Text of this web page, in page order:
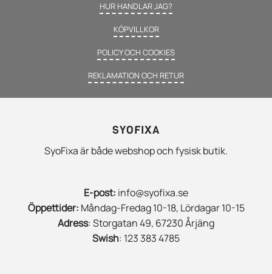
HUR HANDLAR JAG?
KÖPVILLKOR
POLICY OCH COOKIES
REKLAMATION OCH RETUR
SYOFIXA
SyoFixa är både webshop och fysisk butik.
E-post: info@syofixa.se
Öppettider: Måndag-Fredag 10-18, Lördagar 10-15
Adress: Storgatan 49, 67230 Årjäng
Swish: 123 383 4785